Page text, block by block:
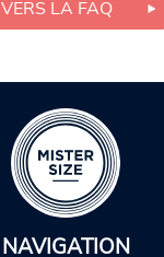
VERS LA FAQ
NAVIGATION